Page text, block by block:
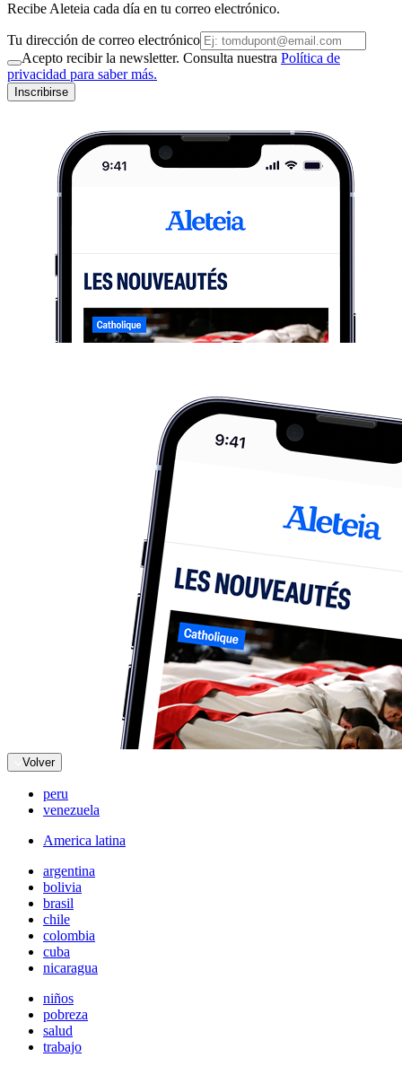
Recibe Aleteia cada día en tu correo electrónico.
Tu dirección de correo electrónico
Acepto recibir la newsletter. Consulta nuestra Política de
privacidad para saber más.
Inscribirse
Volver
peru
venezuela
America latina
argentina
bolivia
brasil
chile
colombia
cuba
nicaragua
niños
pobreza
salud
trabajo